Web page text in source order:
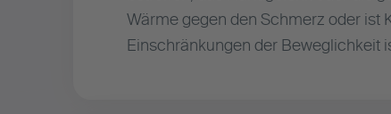
Wärme gegen den Schmerz oder ist
Einschränkungen der Beweglichkeit